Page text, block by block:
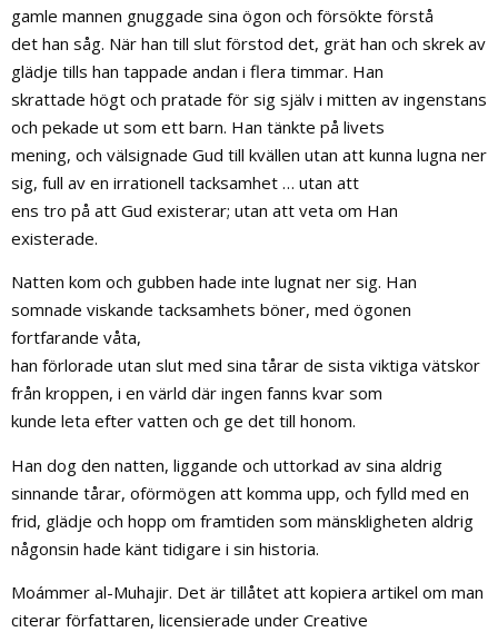
gamle mannen gnuggade sina ögon och försökte förstå
det han såg. När han till slut förstod det, grät han och skrek av
glädje tills han tappade andan i flera timmar. Han
skrattade högt och pratade för sig själv i mitten av ingenstans
och pekade ut som ett barn. Han tänkte på livets
mening, och välsignade Gud till kvällen utan att kunna lugna ner
sig, full av en irrationell tacksamhet … utan att
ens tro på att Gud existerar; utan att veta om Han
existerade.
Natten kom och gubben hade inte lugnat ner sig. Han
somnade viskande tacksamhets böner, med ögonen
fortfarande våta,
han förlorade utan slut med sina tårar de sista viktiga vätskor
från kroppen, i en värld där ingen fanns kvar som
kunde leta efter vatten och ge det till honom.
Han dog den natten, liggande och uttorkad av sina aldrig
sinnande tårar, oförmögen att komma upp, och fylld med en
frid, glädje och hopp om framtiden som mänskligheten aldrig
någonsin hade känt tidigare i sin historia.
Moámmer al-Muhajir. Det är tillåtet att kopiera artikel om man
citerar författaren, licensierade under Creative